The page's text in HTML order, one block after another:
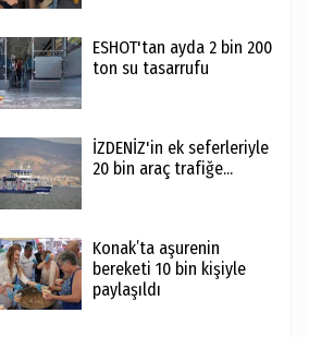
ESHOT'tan ayda 2 bin 200
ton su tasarrufu
İZDENİZ'in ek seferleriyle
20 bin araç trafiğe...
Konak’ta aşurenin
bereketi 10 bin kişiyle
paylaşıldı